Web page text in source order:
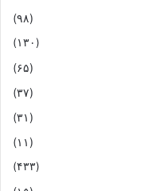
(۹۸)
(۱۳۰)
(۶۵)
(۳۷)
(۳۱)
(۱۱)
(۴۳۳)